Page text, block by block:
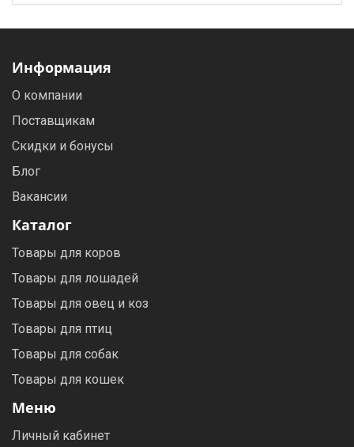
Информация
О компании
Поставщикам
Скидки и бонусы
Блог
Вакансии
Каталог
Товары для коров
Товары для лошадей
Товары для овец и коз
Товары для птиц
Товары для собак
Товары для кошек
Меню
Личный кабинет